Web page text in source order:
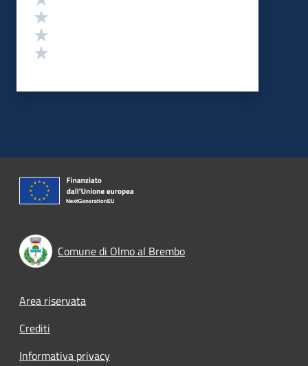
Comune di Olmo al Brembo
Footer menu
Area riservata
Crediti
Informativa privacy